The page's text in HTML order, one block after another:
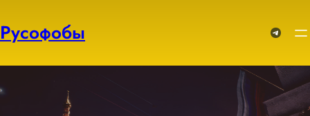
к
содержимому
Русофобы Telegram